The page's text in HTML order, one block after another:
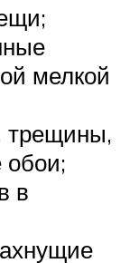
мелкой
трещины,
обои;
в